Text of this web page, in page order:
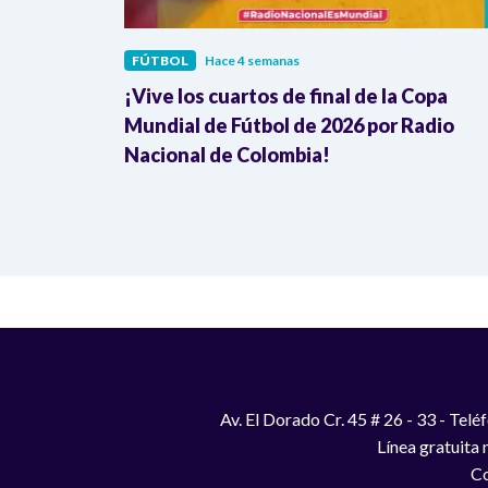
FÚTBOL Hace 4 semanas
¡Vive los cuartos de final de la Copa
Mundial de Fútbol de 2026 por Radio
Nacional de Colombia!
Av. El Dorado Cr. 45 # 26 - 33 -
Línea gratuita